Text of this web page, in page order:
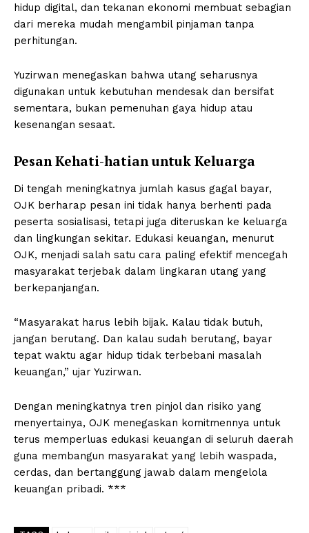
hidup digital, dan tekanan ekonomi membuat sebagian
dari mereka mudah mengambil pinjaman tanpa
perhitungan.
Yuzirwan menegaskan bahwa utang seharusnya
digunakan untuk kebutuhan mendesak dan bersifat
sementara, bukan pemenuhan gaya hidup atau
kesenangan sesaat.
Pesan Kehati-hatian untuk Keluarga
Di tengah meningkatnya jumlah kasus gagal bayar,
OJK berharap pesan ini tidak hanya berhenti pada
peserta sosialisasi, tetapi juga diteruskan ke keluarga
dan lingkungan sekitar. Edukasi keuangan, menurut
OJK, menjadi salah satu cara paling efektif mencegah
masyarakat terjebak dalam lingkaran utang yang
berkepanjangan.
“Masyarakat harus lebih bijak. Kalau tidak butuh,
jangan berutang. Dan kalau sudah berutang, bayar
tepat waktu agar hidup tidak terbebani masalah
keuangan,” ujar Yuzirwan.
Dengan meningkatnya tren pinjol dan risiko yang
menyertainya, OJK menegaskan komitmennya untuk
terus memperluas edukasi keuangan di seluruh daerah
guna membangun masyarakat yang lebih waspada,
cerdas, dan bertanggung jawab dalam mengelola
keuangan pribadi. ***